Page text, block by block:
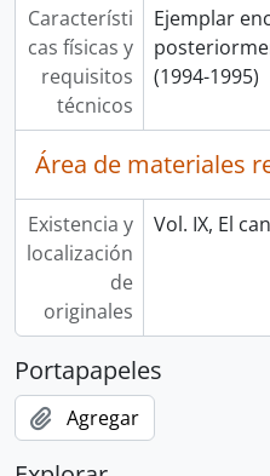
Característi
cas físicas y
requisitos
técnicos
Ejemplar
(1994-1995)
Área de materiales
Existencia y
localización
de
originales
Vol. IX, El
Portapapeles
Agregar